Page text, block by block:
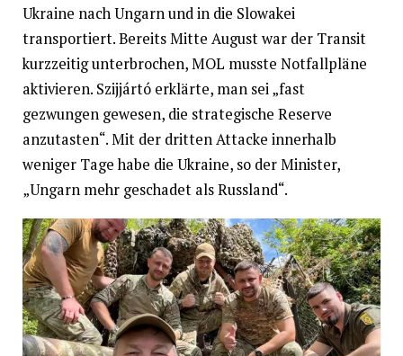
Ukraine nach Ungarn und in die Slowakei
transportiert. Bereits Mitte August war der Transit
kurzzeitig unterbrochen, MOL musste Notfallpläne
aktivieren. Szijjártó erklärte, man sei „fast
gezwungen gewesen, die strategische Reserve
anzutasten“. Mit der dritten Attacke innerhalb
weniger Tage habe die Ukraine, so der Minister,
„Ungarn mehr geschadet als Russland“.